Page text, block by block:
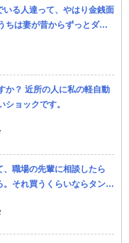
る人達って、やはり金銭面
ちは妻が昔からずっとダイ
4代目です）が、お金の余
か？ 近所の人に私の軽自動
ョックです。
職場の先輩に相談したら
。それ買うくらいならタント
いから。」と言われまし